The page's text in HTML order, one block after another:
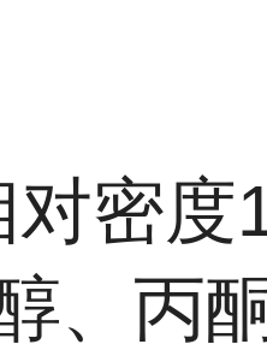
密度
、丙